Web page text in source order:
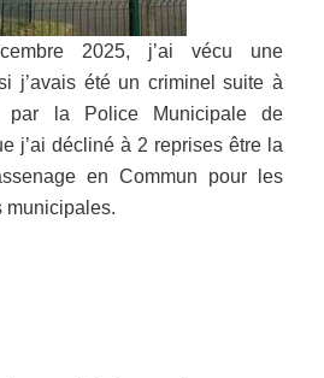
2025, j’ai vécu une
j’avais été un criminel suite à
par la Police Municipale de
j’ai décliné à 2 reprises être la
en Commun pour les
municipales.